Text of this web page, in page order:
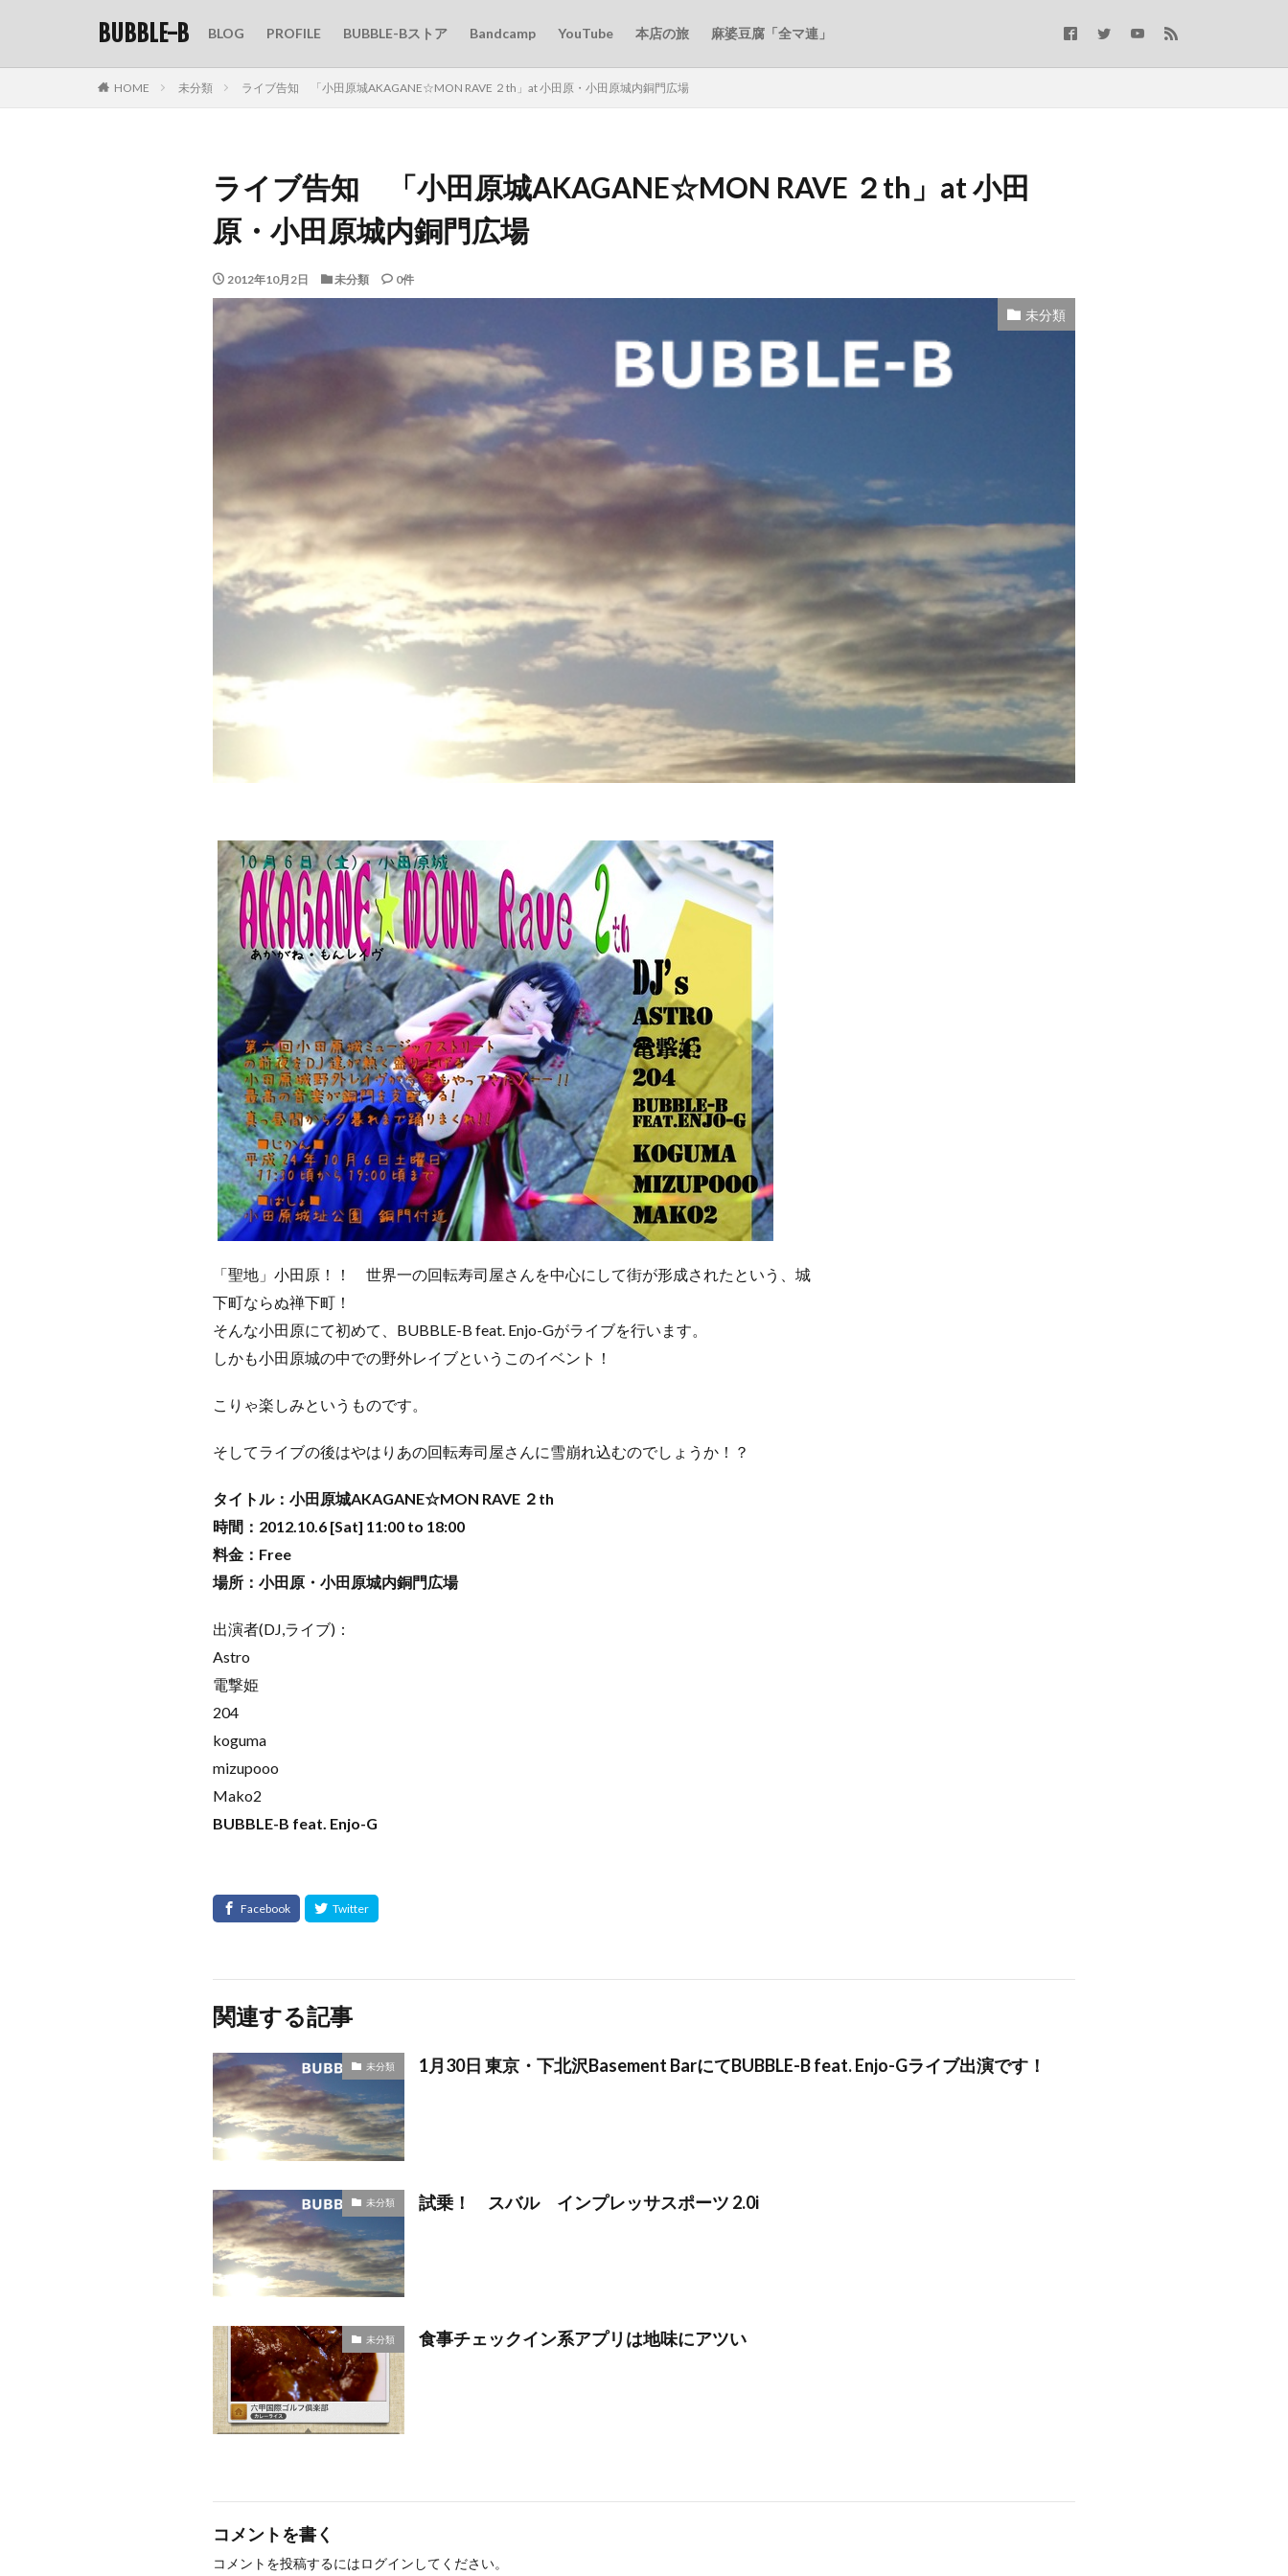
BUBBLE-B BLOG PROFILE BUBBLE-Bストア Bandcamp YouTube 本店の旅 麻婆豆腐「全マ連」
HOME 未分類 ライブ告知 「小田原城AKAGANE☆MON RAVE ２th」at 小田原・小田原城内銅門広場
ライブ告知 「小田原城AKAGANE☆MON RAVE ２th」at 小田
原・小田原城内銅門広場
2012年10月2日 未分類 0件
未分類
「聖地」小田原！！ 世界一の回転寿司屋さんを中心にして街が形成されたという、城
下町ならぬ禅下町！
そんな小田原にて初めて、BUBBLE-B feat. Enjo-Gがライブを行います。
しかも小田原城の中での野外レイブというこのイベント！
こりゃ楽しみというものです。
そしてライブの後はやはりあの回転寿司屋さんに雪崩れ込むのでしょうか！？
タイトル：小田原城AKAGANE☆MON RAVE ２th
時間：2012.10.6 [Sat] 11:00 to 18:00
料金：Free
場所：小田原・小田原城内銅門広場
出演者(DJ,ライブ)：
Astro
電撃姫
204
koguma
mizupooo
Mako2
BUBBLE-B feat. Enjo-G
関連する記事
未分類 1月30日 東京・下北沢Basement BarにてBUBBLE-B feat. Enjo-Gライブ出演です！
未分類 試乗！ スバル インプレッサスポーツ 2.0i
未分類 食事チェックイン系アプリは地味にアツい
コメントを書く
コメントを投稿するにはログイン してください。